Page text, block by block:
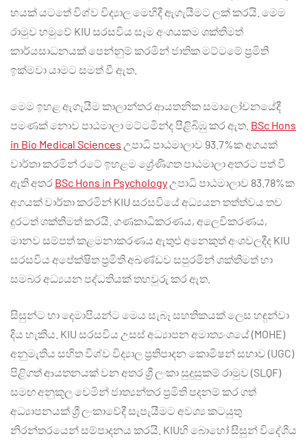
හයක් යටතේ විශ්ව විද්‍යාල මෙහිදී ඇගැයීමට ලක් කරයි. මෙම
රාමුව හමුවේ KIU සරසවිය සෑම අංශයකම ශක්තිමත්
කාර්යසාධනයක් පෙන්නුම් කරමින් ජාතික මට්ටමේ ප්‍රමිති
ඉක්මවා යාමට සමත් වී ඇත.
මෙම ඉහළ ඇගැයීම කාලාන්තර ආයතනික සමාලෝචනයේදී
පමණක් නොව පාඨමාලා මට්ටමින්ද පිළිබිඹු කර ඇත. BSc Hons
in Bio Medical Sciences උපාධි පාඨමාලාව 93.7%ක අගයක්
වාර්තා කරමින් රටේ ඉහළම ශ්‍රේණිගත පාඨමාලා අතරට පත් වී
ඇති අතර BSc Hons in Psychology උපාධි පාඨමාලාව 83.78%ක
අගයක් වාර්තා කරමින් KIU සරසවියේ අධ්‍යයන තත්ත්වය තව
දුරටත් ශක්තිමත් කරයි. ගණකාධිකරණය, අලෙවිකරණය,
මානව සම්පත් කළමනාකරණය ඇතුළු අනෙකුත් අංශවලදීද KIU
සරසවිය අපේක්ෂිත ප්‍රමිති අඛණ්ඩව සපුරමින් ශක්තිමත් හා
සමබර අධ්‍යයන පද්ධතියක් තහවුරු කර ඇත.
සිසුන්ට හා දෙමාපියන්ට මෙය සැබෑ සහතිකයක් ලෙස හඳුන්වා
දිය හැකිය. KIU සරසවිය උසස් අධ්‍යාපන අමාත්‍යංශයේ (MOHE)
අනුමැතිය සහිත විශ්ව විද්‍යාල ප්‍රතිපාදන කොමිෂන් සභාව (UGC)
පිළිගත් ආයතනයක් වන අතර ශ්‍රී ලංකා සුදුසුකම් රාමුව (SLQF)
සමඟ අනුකූල වෙමින් ජාත්‍යන්තර ප්‍රමිති පදනම් කර ගත්
අධ්‍යාපනයක් ශ්‍රී ලංකාවේදී සැපැයීමට අවශ්‍ය කටයුතු
නිරන්තරයෙන් සම්පාදනය කරයි. KIUහි බොහෝ සිසුන් විදේශීය